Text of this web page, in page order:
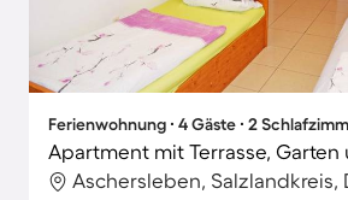
Ferienwohnung ∙ 4 Gäste ∙ 2
Apartment mit Terrasse, Garten
Aschersleben, Salzlandkreis,